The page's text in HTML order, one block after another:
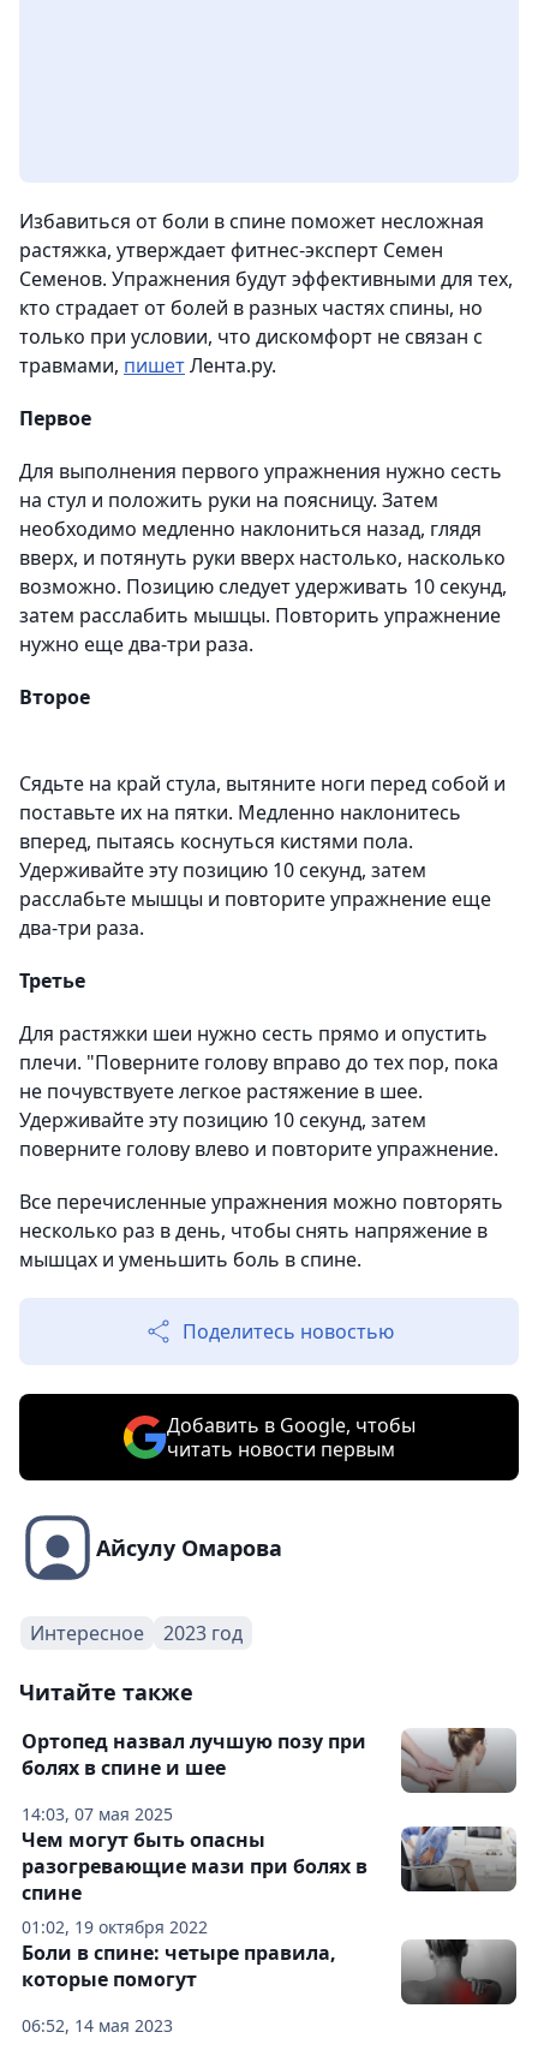
Избавиться от боли в спине поможет несложная
растяжка, утверждает фитнес-эксперт Семен
Семенов. Упражнения будут эффективными для тех,
кто страдает от болей в разных частях спины, но
только при условии, что дискомфорт не связан с
травмами, пишетЛента.ру.
Первое
Для выполнения первого упражнения нужно сесть
на стул и положить руки на поясницу. Затем
необходимо медленно наклониться назад, глядя
вверх, и потянуть руки вверх настолько, насколько
возможно. Позицию следует удерживать 10 секунд,
затем расслабить мышцы. Повторить упражнение
нужно еще два-три раза.
Второе
Сядьте на край стула, вытяните ноги перед собой и
поставьте их на пятки. Медленно наклонитесь
вперед, пытаясь коснуться кистями пола.
Удерживайте эту позицию 10 секунд, затем
расслабьте мышцы и повторите упражнение еще
два-три раза.
Третье
Для растяжки шеи нужно сесть прямо и опустить
плечи. "Поверните голову вправо до тех пор, пока
не почувствуете легкое растяжение в шее.
Удерживайте эту позицию 10 секунд, затем
поверните голову влево и повторите упражнение.
Все перечисленные упражнения можно повторять
несколько раз в день, чтобы снять напряжение в
мышцах и уменьшить боль в спине.
Поделитесь новостью
Добавить в Google, чтобы
читать новости первым
Айсулу Омарова
Интересное 2023 год
Читайте также
14:03, 07 мая 2025
Ортопед назвал лучшую позу при
болях в спине и шее
01:02, 19 октября 2022
Чем могут быть опасны
разогревающие мази при болях в
спине
06:52, 14 мая 2023
Боли в спине: четыре правила,
которые помогут